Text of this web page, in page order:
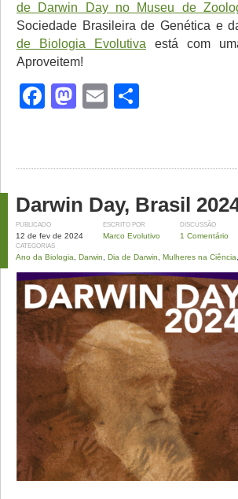
de Darwin Day no Museu de
Sociedade Brasileira de Genética e
de Biologia Evolutiva está com
Aproveitem!
Facebook
Mastodon
Email
Darwin Day, Brasil
PUBLICADO
12 de fev de 2024
ESCRITO POR
Marco Evolutivo
DISCUSSÃO
1 Comentário
CATEGORIAS
Ano da Biologia Darwin Dia de Darwin Mulheres na Ciência